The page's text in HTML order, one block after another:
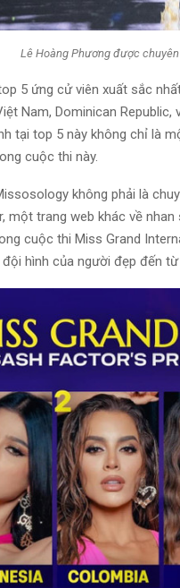
Lê Hoàng Phương được
5 ứng cử viên xuất sắc
Nam, Dominican
tại top 5 này không chỉ là
cuộc thi này.
không phải là
một trang web khác về
cuộc thi Miss Grand
hình của người đẹp đến từ